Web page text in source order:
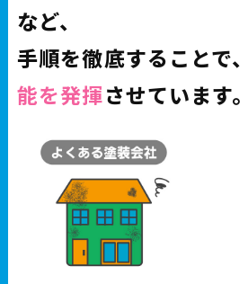
など、
手順を徹底することで、
能を発揮させています。